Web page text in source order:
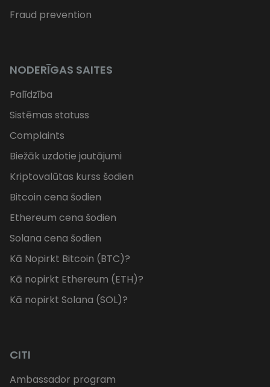
Fraud prevention
NODERĪGAS SAITES
Palīdzība
Sistēmas statuss
Complaints
Biežāk uzdotie jautājumi
Kriptovalūtas kurss šodien
Bitcoin cena šodien
Ethereum cena šodien
Solana cena šodien
Kā Nopirkt Bitcoin (BTC)?
Kā nopirkt Ethereum (ETH)?
Kā nopirkt Solana (SOL)?
CITI
Ambassador program